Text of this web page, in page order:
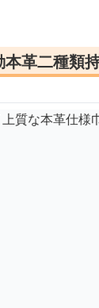
革二種類